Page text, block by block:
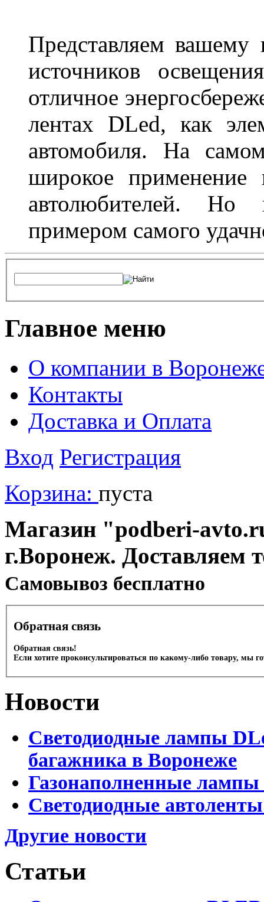
Представляем
источников
отличное
лентах DLed, как
автомобиля. На
широкое
автолюбителей. Но
примером самого
Главное меню
О компании в
Контакты
Доставка и Оплата
Вход Регистрация
Корзина: пуста
Магазин "podberi-
г.Воронеж. Доставляем
Cамовывоз бесплатно
Обратная связь
Обратная связь!
Если хотите проконсультироваться по какому-либо товару, мы
Новости
Светодиодные лампы
багажника в Воронеже
Газонаполненные
Светодиодные
Другие новости
Статьи